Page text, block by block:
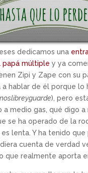
dedicamos una
papá múltiple y ya
Zipi y Zape con su
a hablar de él porque lo
), pero
a medio gas, qué digo a
se ha operado de la
lenta. Y ha tenido que
cuenta de verdad
que realmente aporta